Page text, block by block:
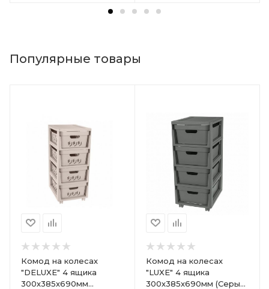
Популярные товары
Комод на колесах
"DELUXE" 4 ящика
300х385х690мм
Комод на колесах
"LUXE" 4 ящика
300х385х690мм (Серый)